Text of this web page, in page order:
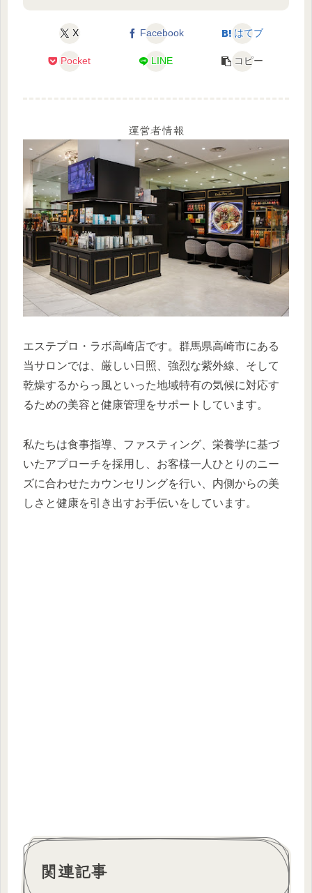
X Facebook はてブ
Pocket LINE コピー
運営者情報
エステプロ・ラボ高崎店です。群馬県高崎市にある
当サロンでは、厳しい日照、強烈な紫外線、そして
乾燥するからっ風といった地域特有の気候に対応す
るための美容と健康管理をサポートしています。
私たちは食事指導、ファスティング、栄養学に基づ
いたアプローチを採用し、お客様一人ひとりのニー
ズに合わせたカウンセリングを行い、内側からの美
しさと健康を引き出すお手伝いをしています。
関連記事